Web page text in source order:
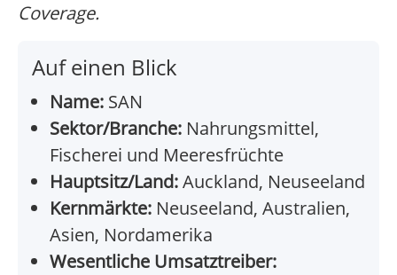
Coverage.
Auf einen Blick
Name: SAN
Sektor/Branche: Nahrungsmittel,
Fischerei und Meeresfrüchte
Hauptsitz/Land:Auckland, Neuseeland
Kernmärkte: Neuseeland, Australien,
Asien, Nordamerika
Wesentliche Umsatztreiber: